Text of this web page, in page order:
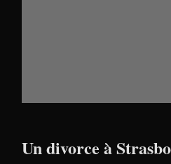
Un divorce à